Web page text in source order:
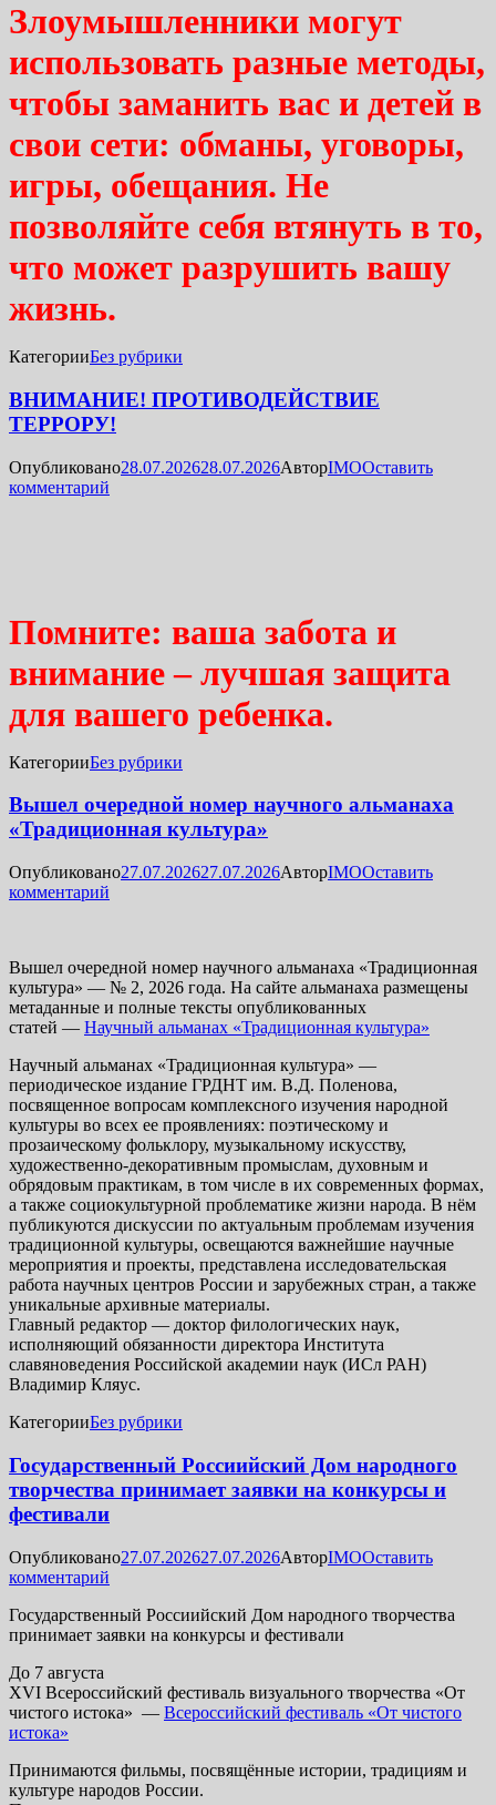
Злоумышленники могут
использовать разные методы,
чтобы заманить вас и детей в
свои сети: обманы, уговоры,
игры, обещания. Не
позволяйте себя втянуть в то,
что может разрушить вашу
жизнь.
КатегорииБез рубрики
ВНИМАНИЕ! ПРОТИВОДЕЙСТВИЕ
ТЕРРОРУ!
Опубликовано28.07.202628.07.2026АвторIMOОставить
комментарий
Помните: ваша забота и
внимание – лучшая защита
для вашего ребенка.
КатегорииБез рубрики
Вышел очередной номер научного альманаха
«Традиционная культура»
Опубликовано27.07.202627.07.2026АвторIMOОставить
комментарий
Вышел очередной номер научного альманаха «Традиционная
культура» — № 2, 2026 года. На сайте альманаха размещены
метаданные и полные тексты опубликованных
статей — Научный альманах «Традиционная культура»
Научный альманах «Традиционная культура» —
периодическое издание ГРДНТ им. В.Д. Поленова,
посвященное вопросам комплексного изучения народной
культуры во всех ее проявлениях: поэтическому и
прозаическому фольклору, музыкальному искусству,
художественно-декоративным промыслам, духовным и
обрядовым практикам, в том числе в их современных формах,
а также социокультурной проблематике жизни народа. В нём
публикуются дискуссии по актуальным проблемам изучения
традиционной культуры, освещаются важнейшие научные
мероприятия и проекты, представлена исследовательская
работа научных центров России и зарубежных стран, а также
уникальные архивные материалы.
Главный редактор — доктор филологических наук,
исполняющий обязанности директора Института
славяноведения Российской академии наук (ИСл РАН)
Владимир Кляус.
КатегорииБез рубрики
Государственный Россиийский Дом народного
творчества принимает заявки на конкурсы и
фестивали
Опубликовано27.07.202627.07.2026АвторIMOОставить
комментарий
Государственный Россиийский Дом народного творчества
принимает заявки на конкурсы и фестивали
До 7 августа
ХVI Всероссийский фестиваль визуального творчества «От
чистого истока» — Всероссийский фестиваль «От чистого
истока»
Принимаются фильмы, посвящённые истории, традициям и
культуре народов России.